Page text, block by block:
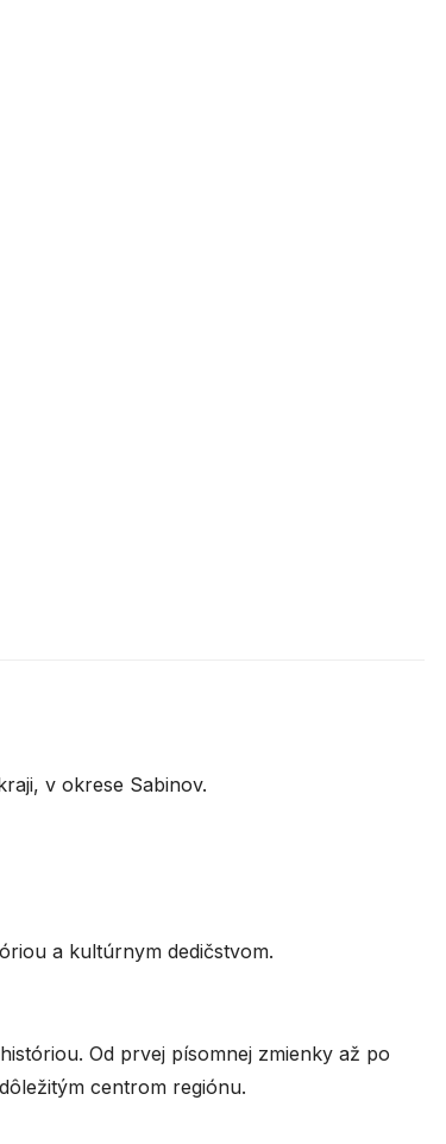
v okrese Sabinov.
a kultúrnym dedičstvom.
Od prvej písomnej zmienky až po
centrom regiónu.